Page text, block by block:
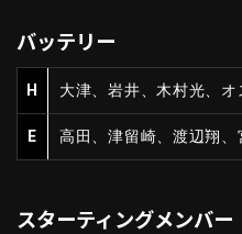
バッテリー
H 大津、岩井、木村光、
E 高田、津留崎、渡辺翔
スターティングメンバー